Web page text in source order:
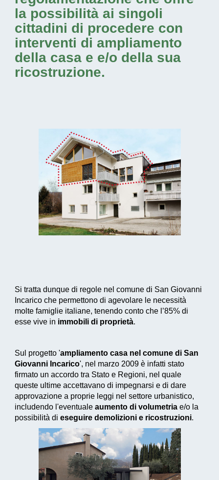
la possibilità ai singoli
cittadini di procedere con
interventi di ampliamento
della casa e e/o della sua
ricostruzione.
Si tratta dunque di regole nel comune di San Giovanni
Incarico che permettono di agevolare le necessità
molte famiglie italiane, tenendo conto che l’85% di
esse vive in immobili di proprietà.
Sul progetto 'ampliamento casa nel comune di San
Giovanni Incarico', nel marzo 2009 è infatti stato
firmato un accordo tra Stato e Regioni, nel quale
queste ultime accettavano di impegnarsi e di dare
approvazione a proprie leggi nel settore urbanistico,
includendo l'eventuale aumento di volumetria e/o la
possibilità di eseguire demolizioni e ricostruzioni.